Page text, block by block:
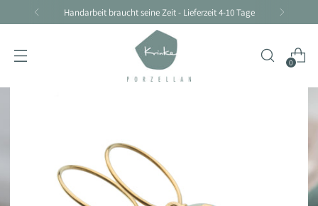
Handarbeit braucht seine Zeit - Lieferzeit 4-10 Tage
0